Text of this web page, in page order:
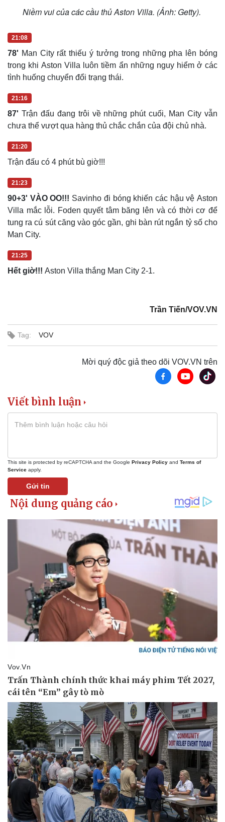
check-in
Hạt giống tâm hồn
Niềm vui của các cầu thủ Aston Villa. (Ảnh: Getty).
21:08
78' Man City rất thiếu ý tưởng trong những pha lên bóng
trong khi Aston Villa luôn tiềm ẩn những nguy hiểm ở các
tình huống chuyển đổi trạng thái.
21:16
87' Trận đấu đang trôi về những phút cuối, Man City vẫn
chưa thể vượt qua hàng thủ chắc chắn của đội chủ nhà.
21:20
Trận đấu có 4 phút bù giờ!!!
21:23
90+3' VÀO OO!!! Savinho đi bóng khiến các hậu vệ Aston
Villa mắc lỗi. Foden quyết tâm băng lên và có thời cơ để
tung ra cú sút căng vào góc gần, ghi bàn rút ngắn tỷ số cho
Man City.
21:25
Hết giờ!!! Aston Villa thắng Man City 2-1.
Trần Tiến/VOV.VN
Tag: VOV
Mời quý độc giả theo dõi VOV.VN trên
Viết bình luận
This site is protected by reCAPTCHA and the Google Privacy Policy and Terms of
Service apply.
Gửi tin